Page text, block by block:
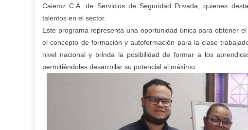
Caiemz C.A. de Servicios de Seguridad Privada, quienes
talentos en el sector.
Este programa representa una oportunidad única para obtener
el concepto de formación y autoformación para la clase
nivel nacional y brinda la posibilidad de formar a los
permitiéndoles desarrollar su potencial al máximo.